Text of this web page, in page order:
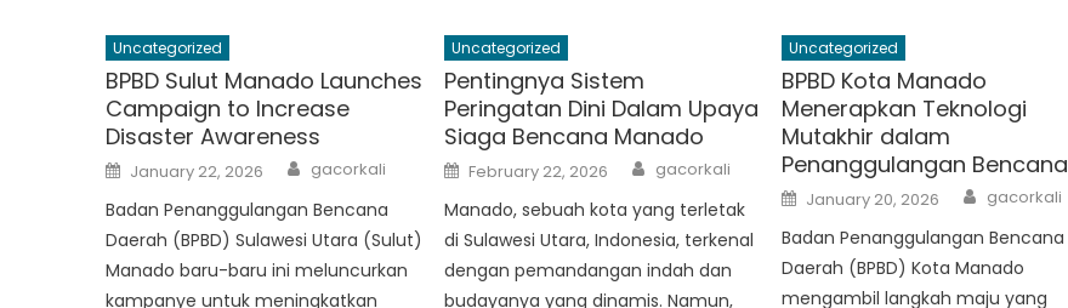
Uncategorized
BPBD Sulut Manado Launches
Campaign to Increase
Disaster Awareness
Posted
on
January 22, 2026 Author
gacorkali
Badan Penanggulangan Bencana
Daerah (BPBD) Sulawesi Utara (Sulut)
Manado baru-baru ini meluncurkan
kampanye untuk meningkatkan
Uncategorized
Pentingnya Sistem
Peringatan Dini Dalam Upaya
Siaga Bencana Manado
Posted
on
February 22, 2026 Author
gacorkali
Manado, sebuah kota yang terletak
di Sulawesi Utara, Indonesia, terkenal
dengan pemandangan indah dan
budayanya yang dinamis. Namun,
Uncategorized
BPBD Kota Manado
Menerapkan Teknologi
Mutakhir dalam
Penanggulangan Bencana
Posted
on
January 20, 2026 Author
gacorkali
Badan Penanggulangan Bencana
Daerah (BPBD) Kota Manado
mengambil langkah maju yang